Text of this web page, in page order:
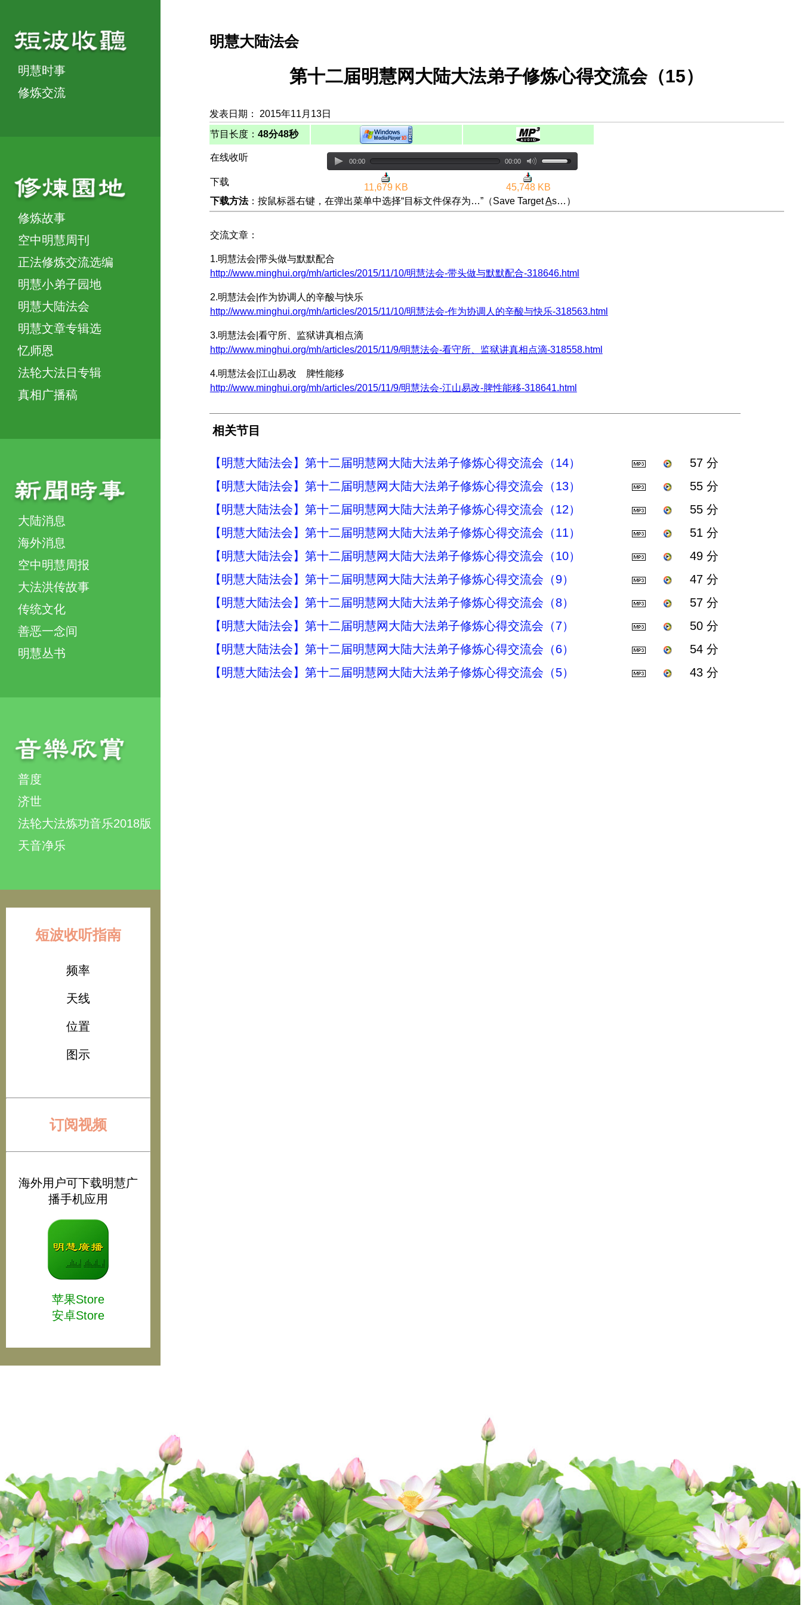
明慧时事
修炼交流
修炼故事
空中明慧周刊
正法修炼交流选编
明慧小弟子园地
明慧大陆法会
明慧文章专辑选
忆师恩
法轮大法日专辑
真相广播稿
大陆消息
海外消息
空中明慧周报
大法洪传故事
传统文化
善恶一念间
明慧丛书
普度
济世
法轮大法炼功音乐2018版
天音净乐
短波收听指南
频率
天线
位置
图示
订阅视频
海外用户可下载明慧广
播手机应用
苹果Store
安卓Store
明慧大陆法会
第十二届明慧网大陆大法弟子修炼心得交流会（15）
发表日期： 2015年11月13日
节目长度： 48分48秒
在线收听 00:00 00:00
下载
11,679 KB
45,748 KB
下载方法：按鼠标器右键，在弹出菜单中选择“目标文件保存为…”（Save TargetAs…）
交流文章：
1.明慧法会|带头做与默默配合
http://www.minghui.org/mh/articles/2015/11/10/明慧法会-带头做与默默配合-318646.html
2.明慧法会|作为协调人的辛酸与快乐
http://www.minghui.org/mh/articles/2015/11/10/明慧法会-作为协调人的辛酸与快乐-318563.html
3.明慧法会|看守所、监狱讲真相点滴
http://www.minghui.org/mh/articles/2015/11/9/明慧法会-看守所、监狱讲真相点滴-318558.html
4.明慧法会|江山易改 脾性能移
http://www.minghui.org/mh/articles/2015/11/9/明慧法会-江山易改-脾性能移-318641.html
相关节目
【明慧大陆法会】第十二届明慧网大陆大法弟子修炼心得交流会（14）
57 分
【明慧大陆法会】第十二届明慧网大陆大法弟子修炼心得交流会（13）
55 分
【明慧大陆法会】第十二届明慧网大陆大法弟子修炼心得交流会（12）
55 分
【明慧大陆法会】第十二届明慧网大陆大法弟子修炼心得交流会（11）
51 分
【明慧大陆法会】第十二届明慧网大陆大法弟子修炼心得交流会（10）
49 分
【明慧大陆法会】第十二届明慧网大陆大法弟子修炼心得交流会（9）
47 分
【明慧大陆法会】第十二届明慧网大陆大法弟子修炼心得交流会（8）
57 分
【明慧大陆法会】第十二届明慧网大陆大法弟子修炼心得交流会（7）
50 分
【明慧大陆法会】第十二届明慧网大陆大法弟子修炼心得交流会（6）
54 分
【明慧大陆法会】第十二届明慧网大陆大法弟子修炼心得交流会（5）
43 分